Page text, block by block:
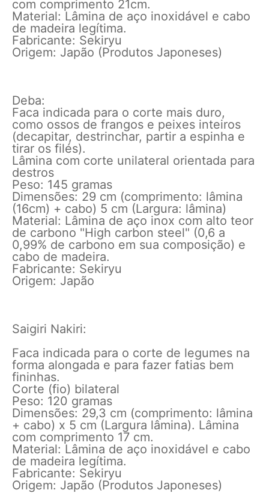
com comprimento 21cm.
Material: Lâmina de aço inoxidável e cabo
de madeira legítima.
Fabricante: Sekiryu
Origem: Japão (Produtos Japoneses)
Deba:
Faca indicada para o corte mais duro,
como ossos de frangos e peixes inteiros
(decapitar, destrinchar, partir a espinha e
tirar os filés).
Lâmina com corte unilateral orientada para
destros
Peso: 145 gramas
Dimensões: 29 cm (comprimento: lâmina
(16cm) + cabo) 5 cm (Largura: lâmina)
Material: Lâmina de aço inox com alto teor
de carbono "High carbon steel" (0,6 a
0,99% de carbono em sua composição) e
cabo de madeira.
Fabricante: Sekiryu
Origem: Japão
Saigiri Nakiri:
Faca indicada para o corte de legumes na
forma alongada e para fazer fatias bem
fininhas.
Corte (fio) bilateral
Peso: 120 gramas
Dimensões: 29,3 cm (comprimento: lâmina
+ cabo) x 5 cm (Largura lâmina). Lâmina
com comprimento 17 cm.
Material: Lâmina de aço inoxidável e cabo
de madeira legítima.
Fabricante: Sekiryu
Origem: Japão (Produtos Japoneses)